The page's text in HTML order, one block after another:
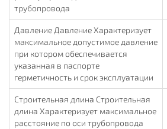
трубопровода
Давление Давление Характеризует
максимальное допустимое давление
при котором обеспечивается
указанная в паспорте
герметичность и срок эксплуатации
Строительная длина Строительная
длина Характеризует максимальное
расстояние по оси трубопровода